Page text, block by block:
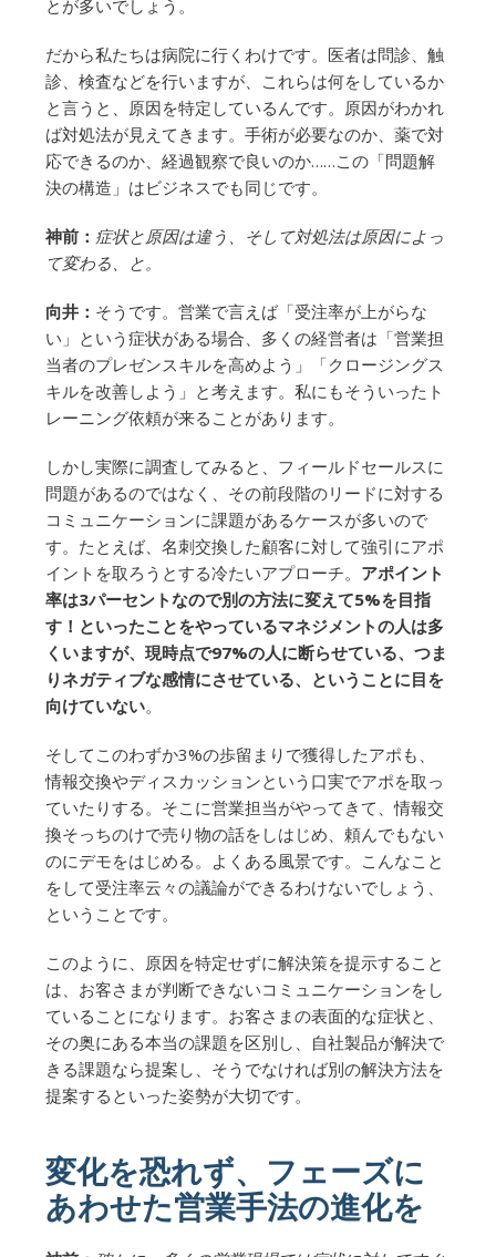
とが多いでしょう。
だから私たちは病院に行くわけです。医者は問診、触
診、検査などを行いますが、これらは何をしているか
と言うと、原因を特定しているんです。原因がわかれ
ば対処法が見えてきます。手術が必要なのか、薬で対
応できるのか、経過観察で良いのか……この「問題解
決の構造」はビジネスでも同じです。
神前： 症状と原因は違う、そして対処法は原因によっ
て変わる、と。
向井： そうです。営業で言えば「受注率が上がらな
い」という症状がある場合、多くの経営者は「営業担
当者のプレゼンスキルを高めよう」「クロージングス
キルを改善しよう」と考えます。私にもそういったト
レーニング依頼が来ることがあります。
しかし実際に調査してみると、フィールドセールスに
問題があるのではなく、その前段階のリードに対する
コミュニケーションに課題があるケースが多いので
す。たとえば、名刺交換した顧客に対して強引にアポ
イントを取ろうとする冷たいアプローチ。 アポイント
率は3パーセントなので別の方法に変えて5%を目指
す！といったことをやっているマネジメントの人は多
くいますが、現時点で97%の人に断らせている、つま
りネガティブな感情にさせている、ということに目を
向けていない。
そしてこのわずか3%の歩留まりで獲得したアポも、
情報交換やディスカッションという口実でアポを取っ
ていたりする。そこに営業担当がやってきて、情報交
換そっちのけで売り物の話をしはじめ、頼んでもない
のにデモをはじめる。よくある風景です。こんなこと
をして受注率云々の議論ができるわけないでしょう、
ということです。
このように、原因を特定せずに解決策を提示すること
は、お客さまが判断できないコミュニケーションをし
ていることになります。お客さまの表面的な症状と、
その奥にある本当の課題を区別し、自社製品が解決で
きる課題なら提案し、そうでなければ別の解決方法を
提案するといった姿勢が大切です。
変化を恐れず、フェーズに
あわせた営業手法の進化を